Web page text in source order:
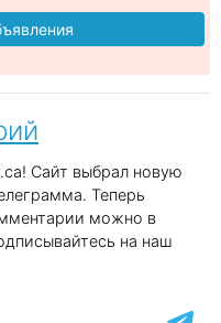
Сайт выбрал новую
Теперь
можно в
на наш